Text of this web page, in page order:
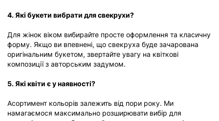
4. Які букети вибрати для свекрухи?
Для жінок віком вибирайте просте оформлення та класичну
форму. Якщо ви впевнені, що свекруха буде зачарована
оригінальним букетом, звертайте увагу на квіткові
композиції з авторським задумом.
5. Які квіти є у наявності?
Асортимент кольорів залежить від пори року. Ми
намагаємося максимально розширювати вибір для